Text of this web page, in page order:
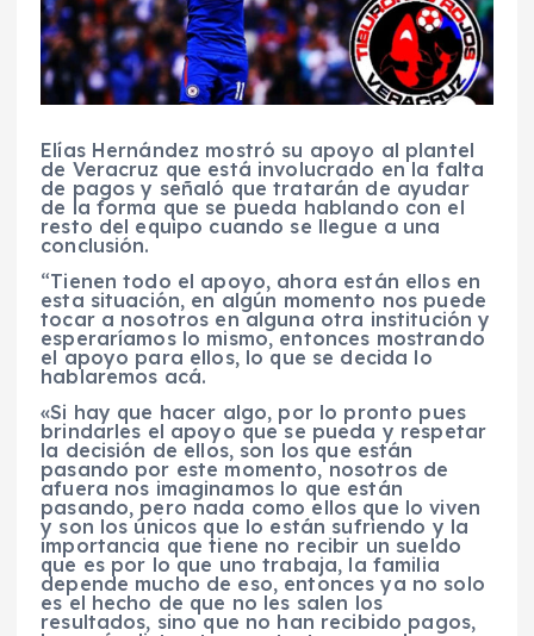
Elías Hernández mostró su apoyo al plantel
de Veracruz que está involucrado en la falta
de pagos y señaló que tratarán de ayudar
de la forma que se pueda hablando con el
resto del equipo cuando se llegue a una
conclusión.
“Tienen todo el apoyo, ahora están ellos en
esta situación, en algún momento nos puede
tocar a nosotros en alguna otra institución y
esperaríamos lo mismo, entonces mostrando
el apoyo para ellos, lo que se decida lo
hablaremos acá.
«Si hay que hacer algo, por lo pronto pues
brindarles el apoyo que se pueda y respetar
la decisión de ellos, son los que están
pasando por este momento, nosotros de
afuera nos imaginamos lo que están
pasando, pero nada como ellos que lo viven
y son los únicos que lo están sufriendo y la
importancia que tiene no recibir un sueldo
que es por lo que uno trabaja, la familia
depende mucho de eso, entonces ya no solo
es el hecho de que no les salen los
resultados, sino que no han recibido pagos,